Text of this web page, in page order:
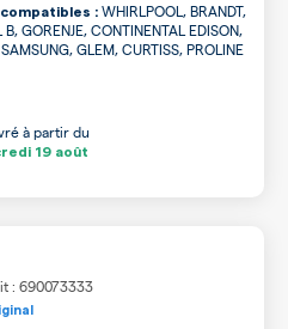
: WHIRLPOOL, BRANDT,
B, GORENJE, CONTINENTAL EDISON,
GLEM, CURTISS, PROLINE
à partir du
19 août
: 690073333